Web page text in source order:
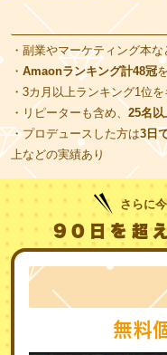
・副業やマーケティング本な
・ Amaonランキング計48冠
・3カ月以上ランキング1位
・リピーターも含め、25名
・プロデュースした方は3日
上などの実績あり
さらに
90日を超
無料